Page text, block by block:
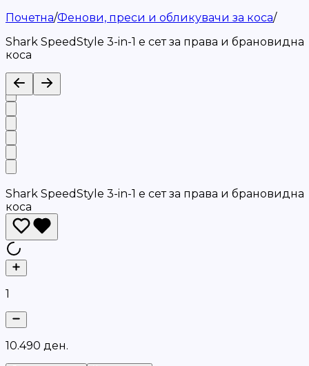
Почетна/Фенови, преси и обликувачи за коса/
Shark SpeedStyle 3-in-1 е сет за права и брановидна
коса
Shark SpeedStyle 3-in-1 е сет за права и брановидна
коса
1
10.490 ден.